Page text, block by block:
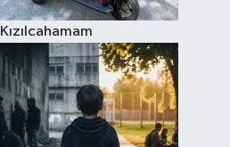
Kızılcahamam